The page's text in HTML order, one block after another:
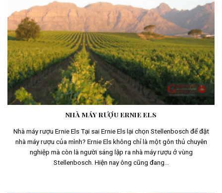
NHÀ MÁY RƯỢU ERNIE ELS
Nhà máy rượu Ernie Els Tại sai Ernie Els lại chọn Stellenbosch để đặt
nhà máy rượu của mình? Ernie Els không chỉ là một gôn thủ chuyên
nghiệp mà còn là người sáng lập ra nhà máy rượu ở vùng
Stellenbosch. Hiện nay ông cũng đang...